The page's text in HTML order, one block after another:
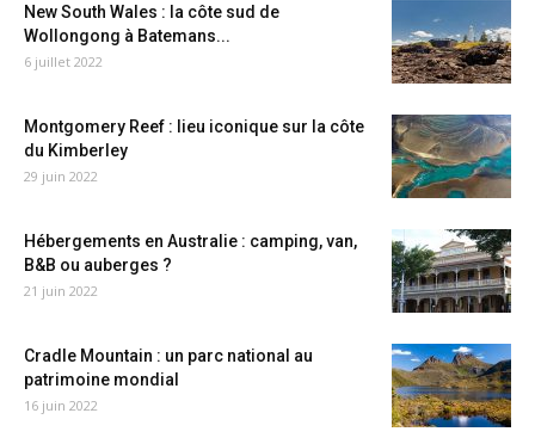
New South Wales : la côte sud de
Wollongong à Batemans...
6 juillet 2022
Montgomery Reef : lieu iconique sur la côte
du Kimberley
29 juin 2022
Hébergements en Australie : camping, van,
B&B ou auberges ?
21 juin 2022
Cradle Mountain : un parc national au
patrimoine mondial
16 juin 2022